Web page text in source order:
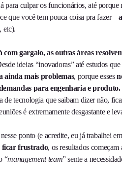
para culpar os funcionários, até porque
que você tem pouca coisa pra fazer –
etc).
com gargalo, as outras áreas
ideias “inovadoras” até estudos
ainda mais problemas, porque esses
para engenharia e produto.
de tecnologia que saibam dizer não,
é extremamente desgastante e
ponto (e acredite, eu já trabalhei
ficar frustrado, os resultados
“management team” sente a